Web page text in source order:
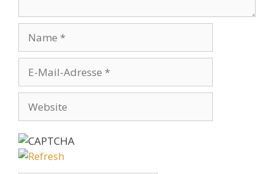
Mail-
Adresse